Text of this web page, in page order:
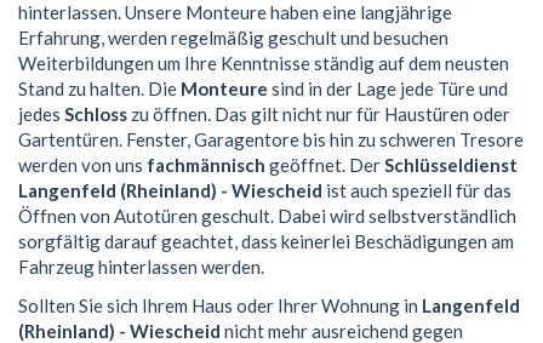
hinterlassen. Unsere Monteure haben eine langjährige
Erfahrung, werden regelmäßig geschult und besuchen
Weiterbildungen um Ihre Kenntnisse ständig auf dem neusten
Stand zu halten. Die Monteure sind in der Lage jede Türe und
jedes Schloss zu öffnen. Das gilt nicht nur für Haustüren oder
Gartentüren. Fenster, Garagentore bis hin zu schweren Tresore
werden von uns fachmännisch geöffnet. DerSchlüsseldienst
Langenfeld (Rheinland) - Wiescheid ist auch speziell für das
Öffnen von Autotüren geschult. Dabei wird selbstverständlich
sorgfältig darauf geachtet, dass keinerlei Beschädigungen am
Fahrzeug hinterlassen werden.
Sollten Sie sich Ihrem Haus oder Ihrer Wohnung in Langenfeld
(Rheinland) - Wiescheid nicht mehr ausreichend gegen